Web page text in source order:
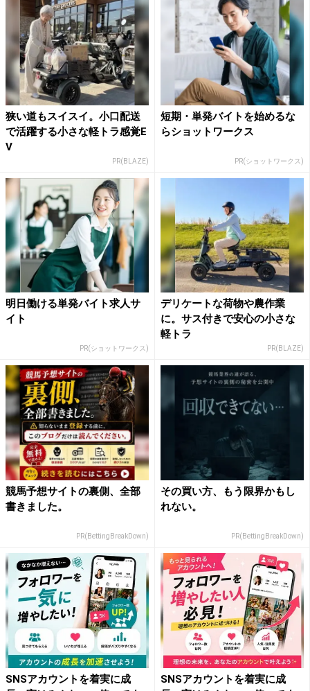
狭い道もスイスイ。小口配送
で活躍する小さな軽トラ感覚E
V
PR(BLAZE)
短期・単発バイトを始めるな
らショットワークス
PR(ショットワークス)
明日働ける単発バイト求人サ
イト
PR(ショットワークス)
デリケートな荷物や農作業
に。サス付きで安心の小さな
軽トラ
PR(BLAZE)
競馬予想サイトの裏側、全部
書きました。
PR(BettingBreakDown)
その買い方、もう限界かもし
れない。
PR(BettingBreakDown)
SNSアカウントを着実に成
SNSアカウントを着実に成